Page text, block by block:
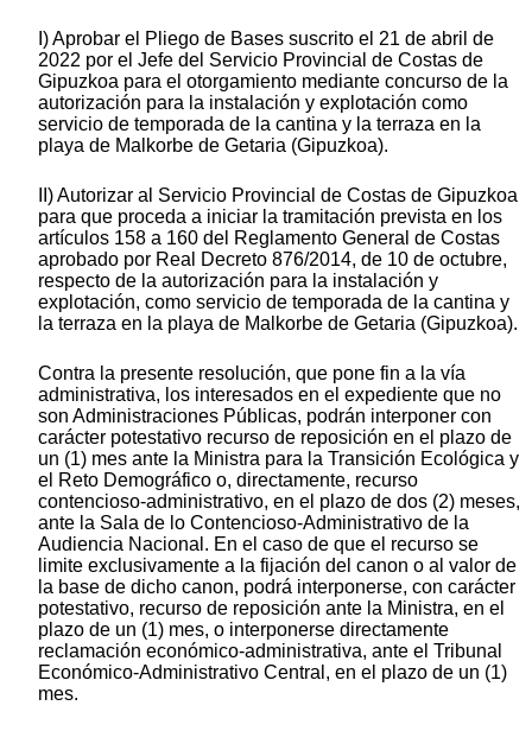
I) Aprobar el Pliego de Bases suscrito el 21 de abril de
2022 por el Jefe del Servicio Provincial de Costas de
Gipuzkoa para el otorgamiento mediante concurso de la
autorización para la instalación y explotación como
servicio de temporada de la cantina y la terraza en la
playa de Malkorbe de Getaria (Gipuzkoa).
II) Autorizar al Servicio Provincial de Costas de Gipuzkoa
para que proceda a iniciar la tramitación prevista en los
artículos 158 a 160 del Reglamento General de Costas
aprobado por Real Decreto 876/2014, de 10 de octubre,
respecto de la autorización para la instalación y
explotación, como servicio de temporada de la cantina y
la terraza en la playa de Malkorbe de Getaria (Gipuzkoa).
Contra la presente resolución, que pone fin a la vía
administrativa, los interesados en el expediente que no
son Administraciones Públicas, podrán interponer con
carácter potestativo recurso de reposición en el plazo de
un (1) mes ante la Ministra para la Transición Ecológica y
el Reto Demográfico o, directamente, recurso
contencioso-administrativo, en el plazo de dos (2) meses,
ante la Sala de lo Contencioso-Administrativo de la
Audiencia Nacional. En el caso de que el recurso se
limite exclusivamente a la fijación del canon o al valor de
la base de dicho canon, podrá interponerse, con carácter
potestativo, recurso de reposición ante la Ministra, en el
plazo de un (1) mes, o interponerse directamente
reclamación económico-administrativa, ante el Tribunal
Económico-Administrativo Central, en el plazo de un (1)
mes.